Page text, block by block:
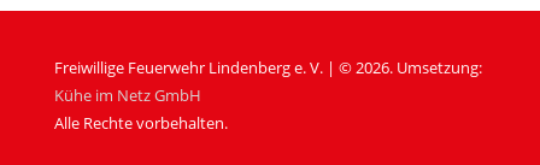
Freiwillige Feuerwehr Lindenberg e. V. | © 2026. Umsetzung:
Kühe im Netz GmbH
Alle Rechte vorbehalten.